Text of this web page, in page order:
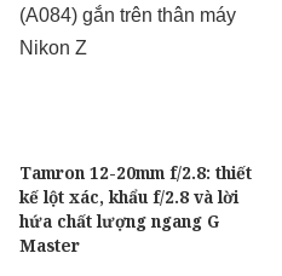
Tamron 12-20mm f/2.8: thiết
kế lột xác, khẩu f/2.8 và lời
hứa chất lượng ngang G
Master